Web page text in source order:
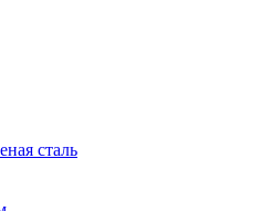
сталь